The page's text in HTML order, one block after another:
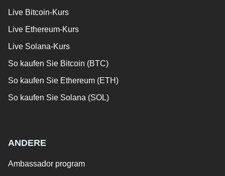
Live Bitcoin-Kurs
Live Ethereum-Kurs
Live Solana-Kurs
So kaufen Sie Bitcoin (BTC)
So kaufen Sie Ethereum (ETH)
So kaufen Sie Solana (SOL)
ANDERE
Ambassador program